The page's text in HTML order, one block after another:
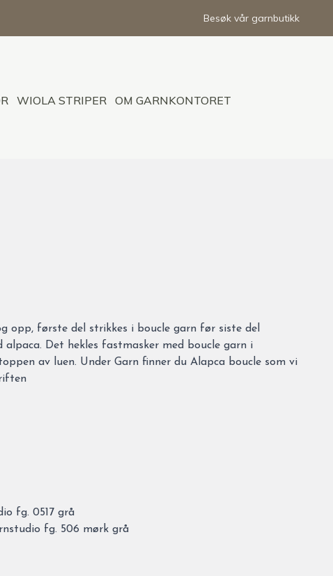
Besøk vår garnbutikk
WIOLA STRIPER
OM GARNKONTORET
opp, første del strikkes i boucle garn før siste del
alpaca. Det hekles fastmasker med boucle garn i
av luen. Under Garn finner du Alapca boucle som vi
fg. 0517 grå
fg. 506 mørk grå